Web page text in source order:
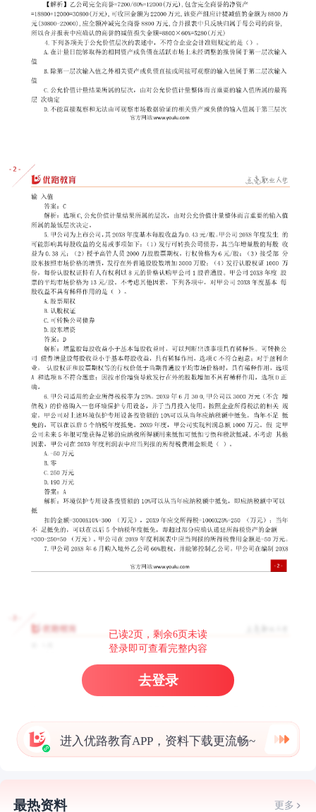
已读2页，剩余6页未读
登录即可查看完整内容
去登录
进入优路教育APP，资料下载更流畅~
最热资料 更多